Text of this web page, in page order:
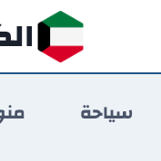
سياحة